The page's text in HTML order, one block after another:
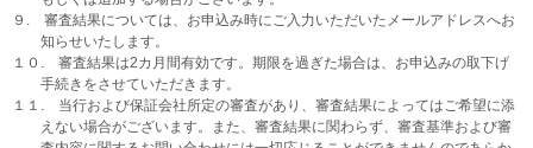
９. 審査結果については、お申込み時にご入力いただいたメールアドレスへお
知らせいたします。
１０. 審査結果は2カ月間有効です。期限を過ぎた場合は、お申込みの取下げ
手続きをさせていただきます。
１１. 当行および保証会社所定の審査があり、審査結果によってはご希望に添
えない場合がございます。また、審査結果に関わらず、審査基準および審